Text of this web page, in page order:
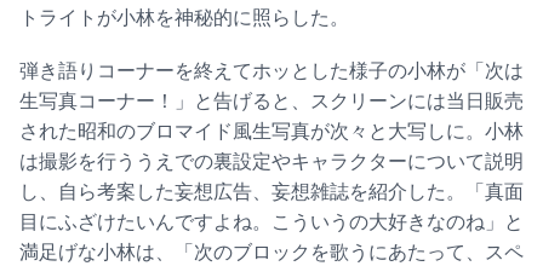
トライトが小林を神秘的に照らした。
弾き語りコーナーを終えてホッとした様子の小林が「次は
生写真コーナー！」と告げると、スクリーンには当日販売
された昭和のブロマイド風生写真が次々と大写しに。小林
は撮影を行ううえでの裏設定やキャラクターについて説明
し、自ら考案した妄想広告、妄想雑誌を紹介した。「真面
目にふざけたいんですよね。こういうの大好きなのね」と
満足げな小林は、「次のブロックを歌うにあたって、スペ